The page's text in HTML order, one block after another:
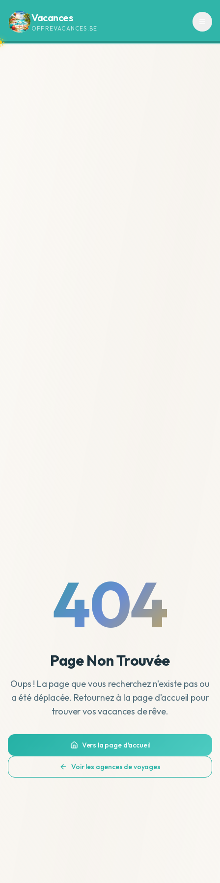
Vacances
OFFREVACANCES.BE
404
Page Non Trouvée
Oups ! La page que vous recherchez n'existe pas ou
a été déplacée. Retournez à la page d'accueil pour
trouver vos vacances de rêve.
Vers la page d'accueil
Voir les agences de voyages